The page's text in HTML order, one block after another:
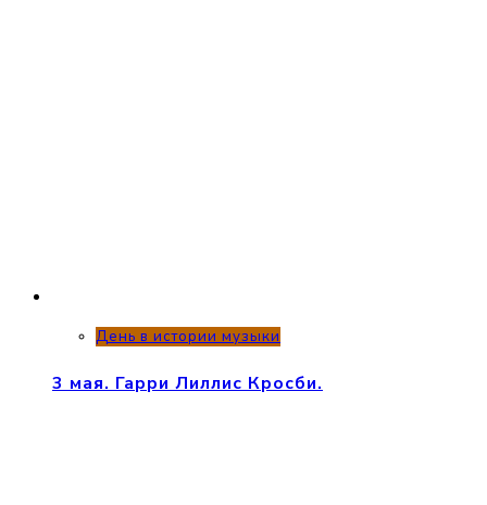
День в истории музыки
3 мая. Гарри Лиллис Кросби.